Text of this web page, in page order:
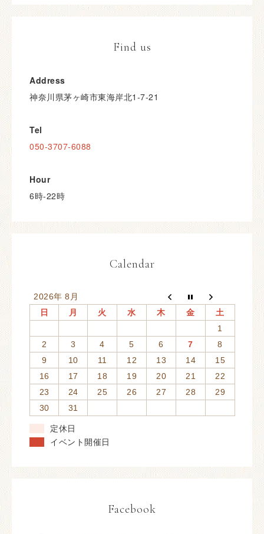
Find us
Address
神奈川県茅ヶ崎市東海岸北1-7-21
Tel
050-3707-6088
Hour
6時-22時
Calendar
2026年 8月
日
月 火 水 木 金
土
1
2
3 4 5 6 7
8
9
10 11 12 13 14
15
16
17 18 19 20 21
22
23
24 25 26 27 28
29
30
31
定休日
イベント開催日
Facebook